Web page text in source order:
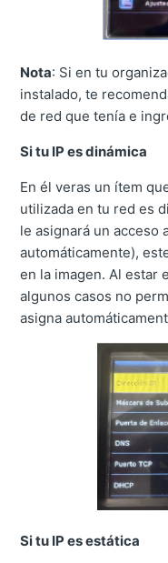
Nota: Si en tu
instalado, te
de red que tenía e
Si tu IP es dinámica
En él veras un ítem
utilizada en tu red es
le asignará un acceso
automáticamente),
en la imagen. Al estar
algunos casos no
asigna
Si tu IP es estática